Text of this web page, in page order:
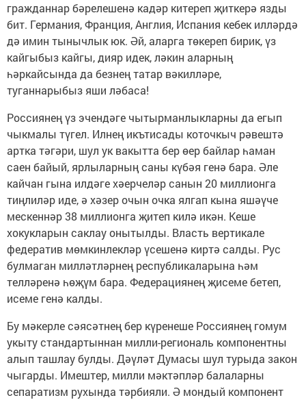
гражданнар бәрелешенә кадәр китереп җиткерә язды
бит. Германия, Франция, Англия, Испания кебек илләрдә
дә имин тынычлык юк. Әй, аларга төкереп бирик, үз
кайгыбыз кайгы, дияр идек, ләкин аларның
һәркайсында да безнең татар вәкилләре,
туганнарыбыз яши ләбаса!
Россиянең үз эчендәге чытырманлыкларны да егып
чыкмалы түгел. Илнең икътисады коточкыч рәвештә
артка тәгәри, шул ук вакытта бер өер байлар һаман
саен байый, ярлыларның саны күбәя генә бара. Әле
кайчан гына илдәге хәерчеләр санын 20 миллионга
тиңлиләр иде, ә хәзер очын очка ялгап кына яшәүче
мескеннәр 38 миллионга җитеп килә икән. Кеше
хокукларын сак­лау онытылды. Власть вертикале
федератив мөмкинлекләр үсешенә киртә салды. Рус
булмаган милләтләрнең республикаларына һәм
телләренә һөҗүм бара. Федерациянең җисеме бетеп,
исеме генә калды.
Бу мәкерле сәясәтнең бер күренеше Россиянең гомум
укыту стандартыннан милли-региональ компонентны
алып ташлау булды. Дәүләт Думасы шул турыда закон
чыгарды. Имештер, милли мәктәпләр балаларны
сепаратизм рухында тәрбияли. Ә мондый компонент